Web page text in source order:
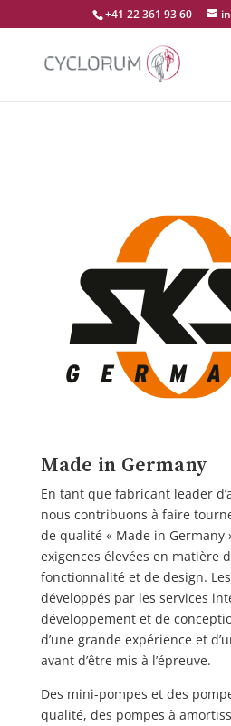
+41 22 361 93 60
Made in Germany
En tant que fabricant leader
nous contribuons à faire
de qualité « Made in Germany
exigences élevées en matière
fonctionnalité et de design.
développés par les services
développement et de
d’une grande expérience et
avant d’être mis à l’épreuve.
Des mini-pompes et des
qualité, des pompes à